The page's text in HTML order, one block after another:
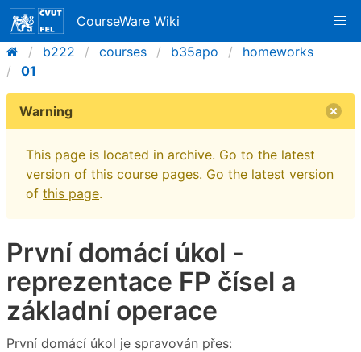
CourseWare Wiki
b222
courses b35apo
homeworks
01
Warning
This page is located in archive. Go to the latest
version of this course pages. Go the latest version
of this page.
První domácí úkol -
reprezentace FP čísel a
základní operace
První domácí úkol je spravován přes: